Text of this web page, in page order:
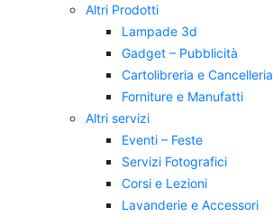
Altri Prodotti
Lampade 3d
Gadget – Pubblicità
Cartolibreria e Cancelleria
Forniture e Manufatti
Altri servizi
Eventi – Feste
Servizi Fotografici
Corsi e Lezioni
Lavanderie e Accessori